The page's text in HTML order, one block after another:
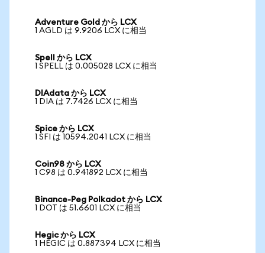
Adventure Gold から LCX
1 AGLD は 9.9206 LCX に相当
Spell から LCX
1 SPELL は 0.005028 LCX に相当
DIAdata から LCX
1 DIA は 7.7426 LCX に相当
Spice から LCX
1 SFI は 10594.2041 LCX に相当
Coin98 から LCX
1 C98 は 0.941892 LCX に相当
Binance-Peg Polkadot から LCX
1 DOT は 51.6601 LCX に相当
Hegic から LCX
1 HEGIC は 0.887394 LCX に相当